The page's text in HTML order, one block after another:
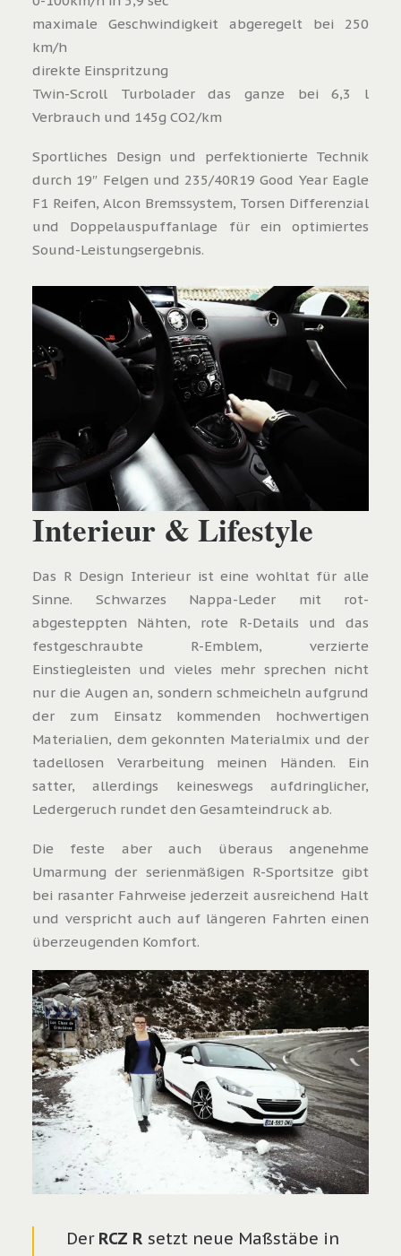
maximale Geschwindigkeit abgeregelt bei 250
km/h
direkte Einspritzung
Twin-Scroll Turbolader das ganze bei 6,3 l
Verbrauch und 145g CO2/km
Sportliches Design und perfektionierte Technik
durch 19″ Felgen und 235/40R19 Good Year Eagle
F1 Reifen, Alcon Bremssystem, Torsen Differenzial
und Doppelauspuffanlage für ein optimiertes
Sound-Leistungsergebnis.
Interieur & Lifestyle
Das R Design Interieur ist eine wohltat für alle
Sinne. Schwarzes Nappa-Leder mit rot-
abgesteppten Nähten, rote R-Details und das
festgeschraubte R-Emblem, verzierte
Einstiegleisten und vieles mehr sprechen nicht
nur die Augen an, sondern schmeicheln aufgrund
der zum Einsatz kommenden hochwertigen
Materialien, dem gekonnten Materialmix und der
tadellosen Verarbeitung meinen Händen. Ein
satter, allerdings keineswegs aufdringlicher,
Ledergeruch rundet den Gesamteindruck ab.
Die feste aber auch überaus angenehme
Umarmung der serienmäßigen R-Sportsitze gibt
bei rasanter Fahrweise jederzeit ausreichend Halt
und verspricht auch auf längeren Fahrten einen
überzeugenden Komfort.
Der RCZ R setzt neue Maßstäbe in